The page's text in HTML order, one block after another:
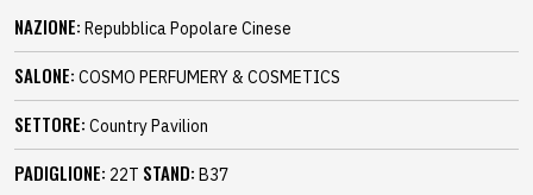
NAZIONE: Repubblica Popolare Cinese
SALONE: COSMO PERFUMERY & COSMETICS
SETTORE: Country Pavilion
PADIGLIONE: 22T STAND: B37